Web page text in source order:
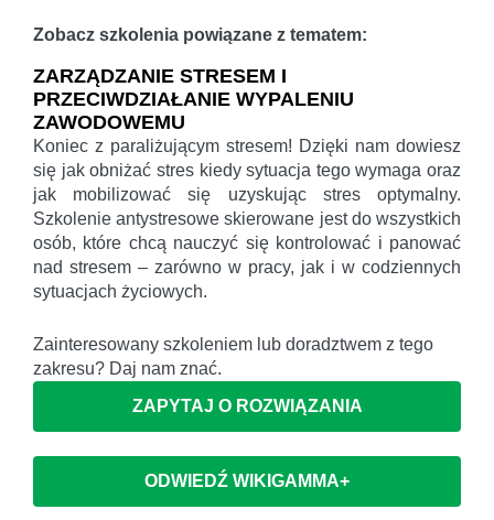
Zobacz szkolenia powiązane z tematem:
ZARZĄDZANIE STRESEM I
PRZECIWDZIAŁANIE WYPALENIU
ZAWODOWEMU
Koniec z paraliżującym stresem! Dzięki nam dowiesz
się jak obniżać stres kiedy sytuacja tego wymaga oraz
jak mobilizować się uzyskując stres optymalny.
Szkolenie antystresowe skierowane jest do wszystkich
osób, które chcą nauczyć się kontrolować i panować
nad stresem – zarówno w pracy, jak i w codziennych
sytuacjach życiowych.
Zainteresowany szkoleniem lub doradztwem z tego
zakresu? Daj nam znać.
ZAPYTAJ O ROZWIĄZANIA
ODWIEDŹ WIKIGAMMA+